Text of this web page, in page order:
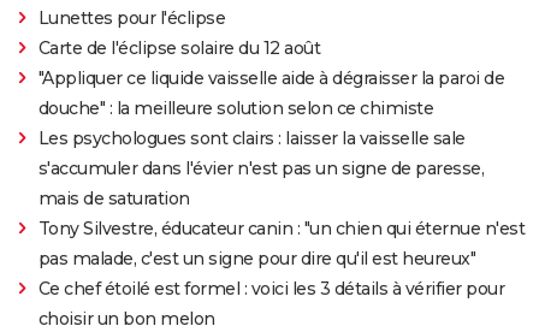
Lunettes pour l'éclipse
Carte de l'éclipse solaire du 12 août
"Appliquer ce liquide vaisselle aide à dégraisser la paroi de
douche" : la meilleure solution selon ce chimiste
Les psychologues sont clairs : laisser la vaisselle sale
s'accumuler dans l'évier n'est pas un signe de paresse,
mais de saturation
Tony Silvestre, éducateur canin : "un chien qui éternue n'est
pas malade, c'est un signe pour dire qu'il est heureux"
Ce chef étoilé est formel : voici les 3 détails à vérifier pour
choisir un bon melon